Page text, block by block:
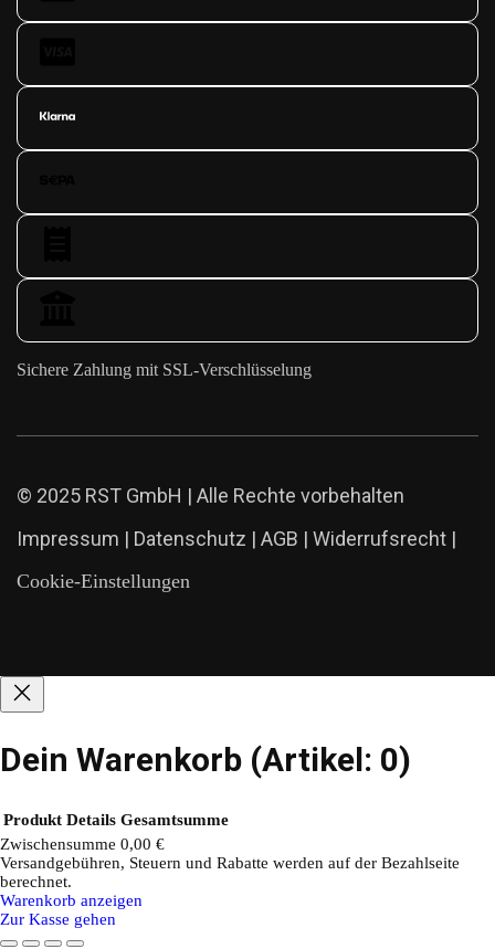
Sichere Zahlung mit SSL-Verschlüsselung
© 2025 RST GmbH | Alle Rechte vorbehalten
Impressum | Datenschutz | AGB | Widerrufsrecht |
Cookie-Einstellungen
Dein Warenkorb (Artikel: 0)
Produkte
im
Produkt Details Gesamtsumme
Zwischensumme 0,00 €
Versandgebühren, Steuern und Rabatte werden auf der Bezahlseite
berechnet.
Warenkorb anzeigen
Zur Kasse gehen